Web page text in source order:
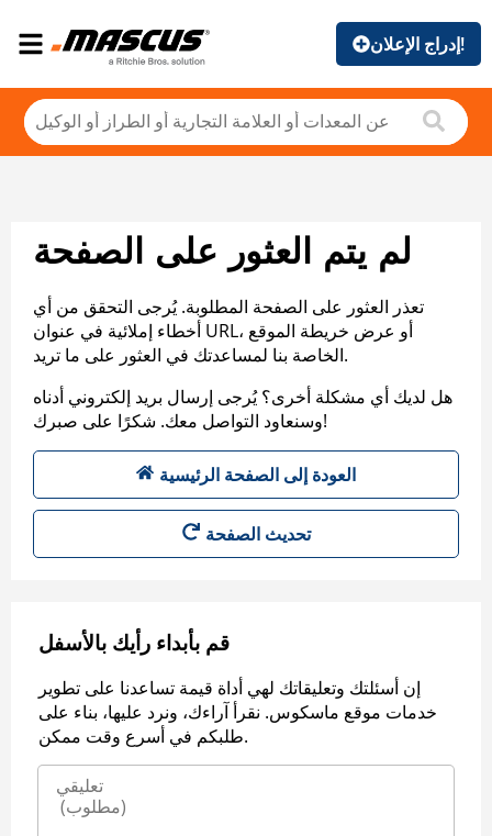
إدراج الإعلان!
لم يتم العثور على الصفحة
تعذر العثور على الصفحة المطلوبة. يُرجى التحقق من أي
أخطاء إملائية في عنوان URL، أو عرض خريطة الموقع
الخاصة بنا لمساعدتك في العثور على ما تريد.
هل لديك أي مشكلة أخرى؟ يُرجى إرسال بريد إلكتروني أدناه
وسنعاود التواصل معك. شكرًا على صبرك!
العودة إلى الصفحة الرئيسية
تحديث الصفحة
قم بأبداء رأيك بالأسفل
إن أسئلتك وتعليقاتك لهي أداة قيمة تساعدنا على تطوير
خدمات موقع ماسكوس. نقرأ آراءك، ونرد عليها، بناء على
طلبكم في أسرع وقت ممكن.